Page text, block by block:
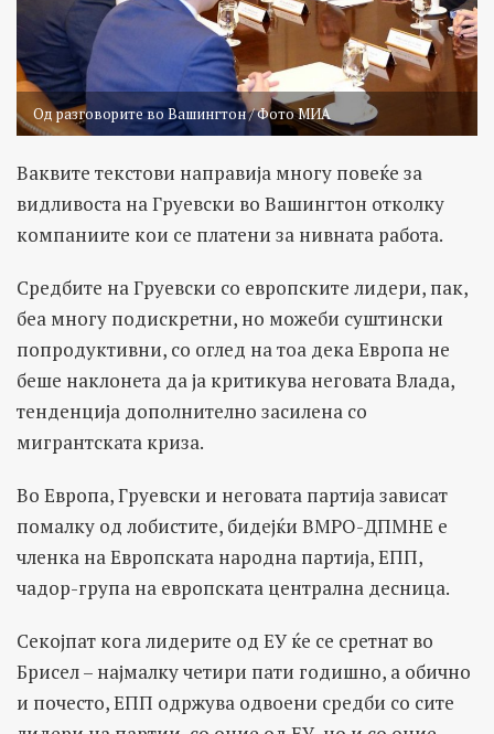
Од разговорите во Вашингтон / Фото МИА
Ваквите текстови направија многу повеќе за
видливоста на Груевски во Вашингтон отколку
компаниите кои се платени за нивната работа.
Средбите на Груевски со европските лидери, пак,
беа многу подискретни, но можеби суштински
попродуктивни, со оглед на тоа дека Eвропа не
беше наклонета да ја критикува неговата Влада,
тенденција дополнително засилена со
мигрантската криза.
Во Европа, Груевски и неговата партија зависат
помалку од лобистите, бидејќи ВМРО-ДПМНЕ е
членка на Европската народна партија, ЕПП,
чадор-група на европската централна десница.
Секојпат кога лидерите од ЕУ ќе се сретнат во
Брисел – најмалку четири пати годишно, а обично
и почесто, ЕПП одржува одвоени средби со сите